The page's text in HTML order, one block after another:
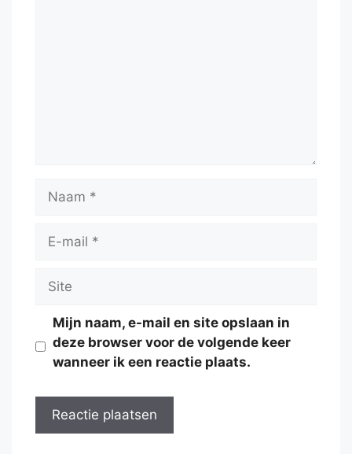
Naam
Site
Mijn naam, e-mail en site opslaan in
deze browser voor de volgende keer
wanneer ik een reactie plaats.